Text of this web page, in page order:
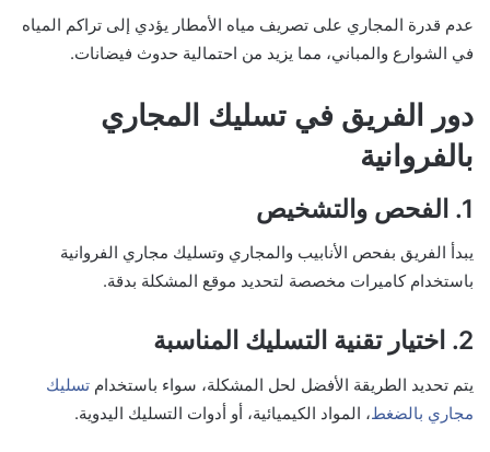
عدم قدرة المجاري على تصريف مياه الأمطار يؤدي إلى تراكم المياه
في الشوارع والمباني، مما يزيد من احتمالية حدوث فيضانات.
دور الفريق في تسليك المجاري
بالفروانية
1. الفحص والتشخيص
يبدأ الفريق بفحص الأنابيب والمجاري وتسليك مجاري الفروانية
باستخدام كاميرات مخصصة لتحديد موقع المشكلة بدقة.
2. اختيار تقنية التسليك المناسبة
يتم تحديد الطريقة الأفضل لحل المشكلة، سواء باستخدام تسليك
مجاري بالضغط، المواد الكيميائية، أو أدوات التسليك اليدوية.